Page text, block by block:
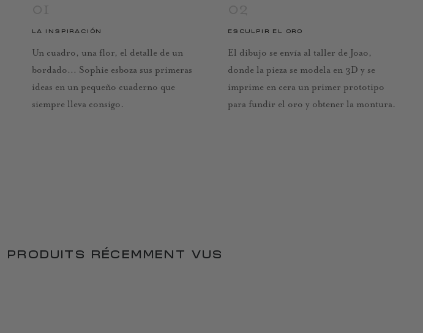
LA INSPIRACIÓN
Un cuadro, una flor, el detalle de un
bordado… Sophie esboza sus primeras
ideas en un pequeño cuaderno que
siempre lleva consigo.
ESCULPIR EL ORO
El dibujo se envía al taller de Joao,
donde la pieza se modela en 3D y se
imprime en cera un primer prototipo
para fundir el oro y obtener la montura.
PRODUITS RÉCEMMENT VUS